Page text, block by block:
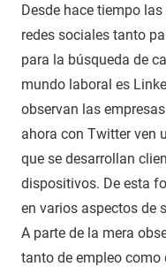
Desde hace tiempo
redes sociales tanto
para la búsqueda de
mundo laboral es
observan las
ahora con Twitter ven
que se desarrollan
dispositivos. De esta
en varios aspectos de
A parte de la mera
tanto de empleo como